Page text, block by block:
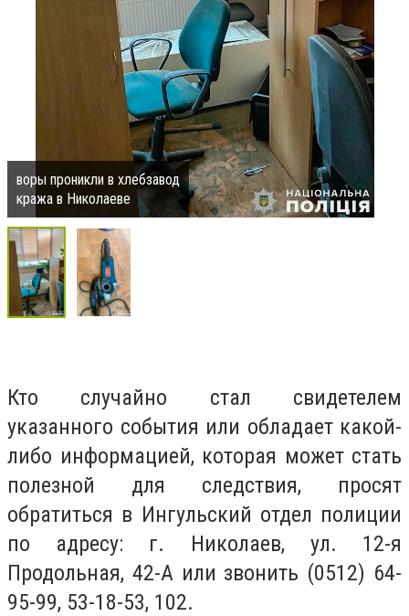
воры проникли в хлебзавод
кража в Николаеве
Кто случайно стал свидетелем
указанного события или обладает какой-
либо информацией, которая может стать
полезной для следствия, просят
обратиться в Ингульский отдел полиции
по адресу: г. Николаев, ул. 12-я
Продольная, 42-А или звонить (0512) 64-
95-99, 53-18-53, 102.